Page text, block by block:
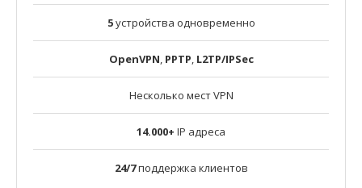
5устройства одновременно
OpenVPN, PPTP, L2TP/IPSec
Несколько мест VPN
14.000+ IP адреса
24/7поддержка клиентов